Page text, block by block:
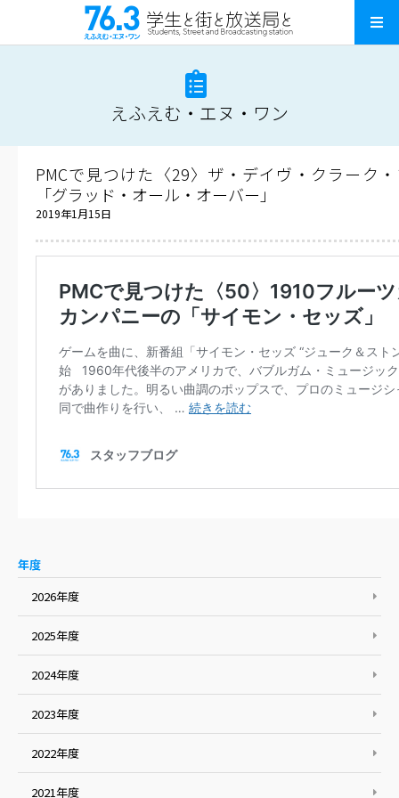
えふえむ・エヌ・ワン
PMCで見つけた〈29〉ザ・デイヴ・クラーク
「グラッド・オール・オーバー」
2019年1月15日
年度
2026年度
2025年度
2024年度
2023年度
2022年度
2021年度